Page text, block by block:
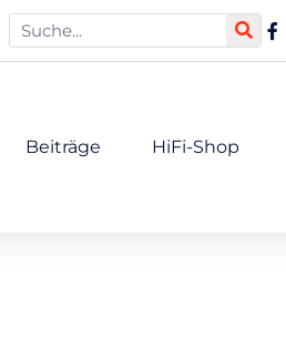
Beiträge HiFi-Shop